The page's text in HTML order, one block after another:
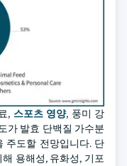
, 스포츠 영양, 풍미 강
가 발효 단백질 가수분
주도할 전망입니다. 단
용해성, 유화성, 기포